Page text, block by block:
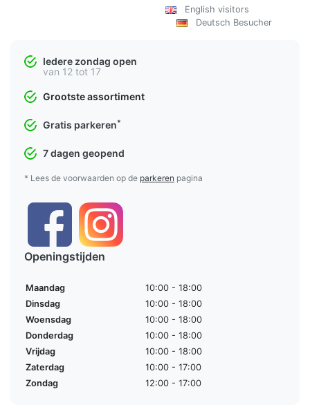
English visitors
Deutsch Besucher
Iedere zondag open
van 12 tot 17
Grootste assortiment
Gratis parkeren*
7 dagen geopend
* Lees de voorwaarden op de parkeren pagina
Openingstijden
Maandag
10:00 - 18:00
Dinsdag
10:00 - 18:00
Woensdag
10:00 - 18:00
Donderdag
10:00 - 18:00
Vrijdag
10:00 - 18:00
Zaterdag
10:00 - 17:00
Zondag
12:00 - 17:00